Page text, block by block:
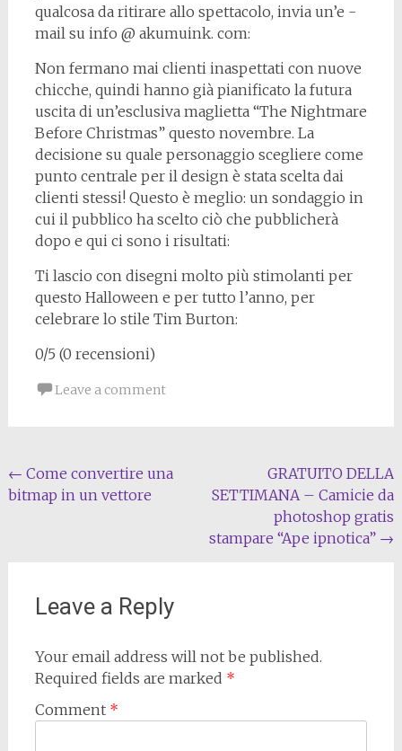
qualcosa da ritirare allo spettacolo, invia un’e -
mail su info @ akumuink. com:
Non fermano mai clienti inaspettati con nuove
chicche, quindi hanno già pianificato la futura
uscita di un’esclusiva maglietta “The Nightmare
Before Christmas” questo novembre. La
decisione su quale personaggio scegliere come
punto centrale per il design è stata scelta dai
clienti stessi! Questo è meglio: un sondaggio in
cui il pubblico ha scelto ciò che pubblicherà
dopo e qui ci sono i risultati:
Ti lascio con disegni molto più stimolanti per
questo Halloween e per tutto l’anno, per
celebrare lo stile Tim Burton:
0/5 (0 recensioni)
Leave a comment
Post
navigation
← Come convertire una
bitmap in un vettore
GRATUITO DELLA
SETTIMANA – Camicie da
photoshop gratis
stampare “Ape ipnotica” →
Leave a Reply
Your email address will not be published.
Required fields are marked *
Comment *